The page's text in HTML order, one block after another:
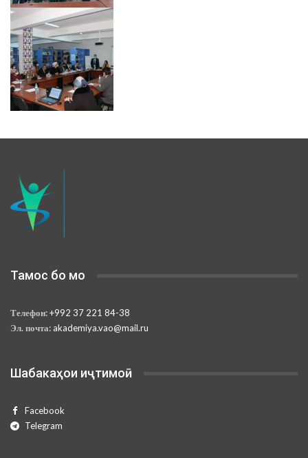
Тамос бо мо
Телефон:+992 37 221 84-38
Эл. почта: akademiya.vao@mail.ru
Шабакаҳои иҷтимоӣ
Facebook
Telegram